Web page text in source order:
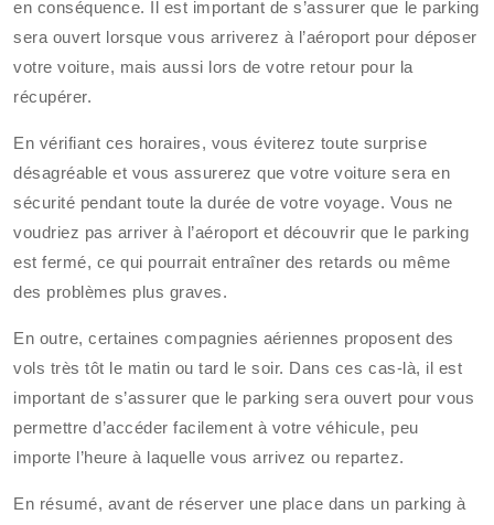
en conséquence. Il est important de s’assurer que le parking
sera ouvert lorsque vous arriverez à l’aéroport pour déposer
votre voiture, mais aussi lors de votre retour pour la
récupérer.
En vérifiant ces horaires, vous éviterez toute surprise
désagréable et vous assurerez que votre voiture sera en
sécurité pendant toute la durée de votre voyage. Vous ne
voudriez pas arriver à l’aéroport et découvrir que le parking
est fermé, ce qui pourrait entraîner des retards ou même
des problèmes plus graves.
En outre, certaines compagnies aériennes proposent des
vols très tôt le matin ou tard le soir. Dans ces cas-là, il est
important de s’assurer que le parking sera ouvert pour vous
permettre d’accéder facilement à votre véhicule, peu
importe l’heure à laquelle vous arrivez ou repartez.
En résumé, avant de réserver une place dans un parking à